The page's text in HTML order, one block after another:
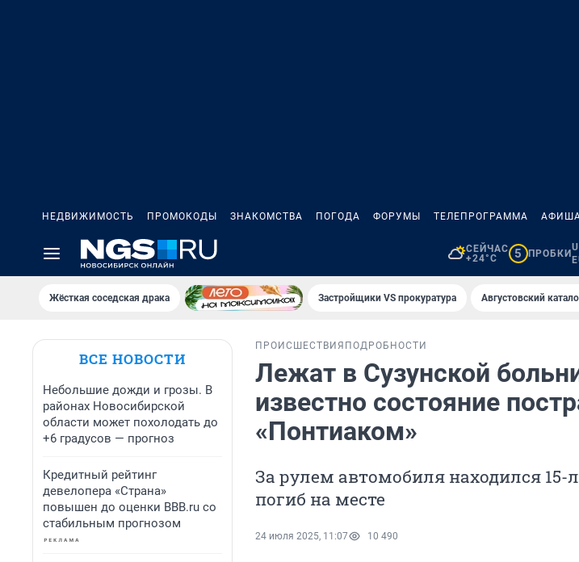
НЕДВИЖИМОСТЬ ПРОМОКОДЫ ЗНАКОМСТВА ПОГОДА ФОРУМЫ ТЕЛЕПРОГРАММА
СЕЙЧАС
+24°C
5 ПРОБКИ
Жёсткая соседская драка Застройщики VS прокуратура Августовский
ВСЕ НОВОСТИ
Небольшие дожди и грозы. В
районах Новосибирской
области может похолодать до
+6 градусов — прогноз
Кредитный рейтинг
девелопера «Страна»
повышен до оценки BBB.ru со
стабильным прогнозом
ПРОИСШЕСТВИЯ ПОДРОБНОСТИ
Лежат в Сузунской
известно состояние
«Понтиаком»
За рулем автомобиля находился 15-
погиб на месте
24 июля 2025, 11:07 10 490